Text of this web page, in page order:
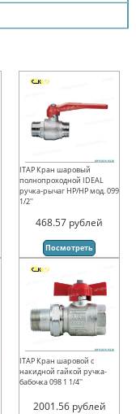
ITAP Кран шаровый
полнопроходной IDEAL
ручка-рычаг НР/НР мод. 099
1/2''
468.57 рублей
Посмотреть
ITAP Кран шаровой с
накидной гайкой ручка-
бабочка 098 1 1/4''
2001.56 рублей